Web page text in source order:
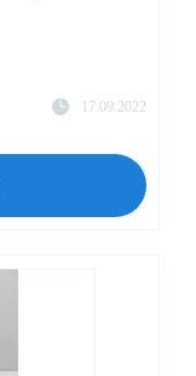
17.09.2022